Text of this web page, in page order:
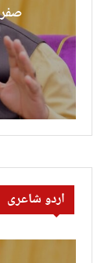
اردو شاعری